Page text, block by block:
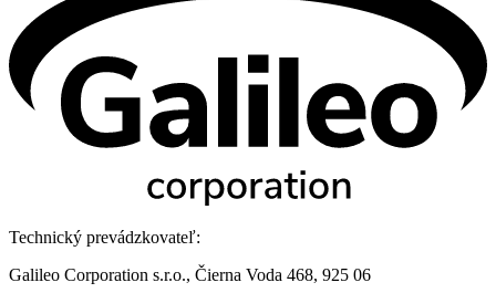
Technický prevádzkovateľ:
Galileo Corporation s.r.o., Čierna Voda 468, 925 06